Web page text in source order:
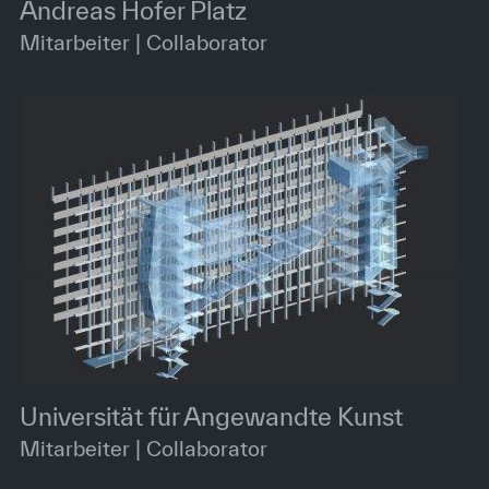
Andreas Hofer Platz
Mitarbeiter | Collaborator
Universität für Angewandte Kunst
Mitarbeiter | Collaborator